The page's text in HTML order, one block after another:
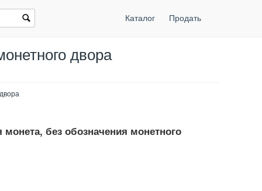
Каталог Продать
двора
монета, без обозначения монетного